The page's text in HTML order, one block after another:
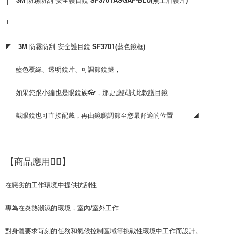
└
◤　3M 防霧防刮 安全護目鏡 SF3701(藍色鏡框)
藍色覆緣、透明鏡片、可調節鏡腿，
如果您跟小編也是眼鏡族👓，那更應試試此款護目鏡
戴眼鏡也可直接配戴，再由鏡腿調節至您最舒適的位置　　　◢
【商品應用👷‍♂】
在惡劣的工作環境中提供抗刮性
專為在炎熱潮濕的環境，室內/室外工作
對身體要求苛刻的任務和氣候控制區域等挑戰性環境中工作而設計。